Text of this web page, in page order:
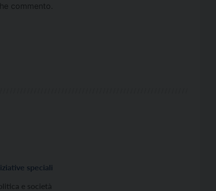
commento.
speciali
e società